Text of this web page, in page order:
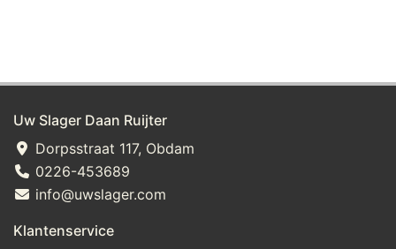
Uw Slager Daan Ruijter
Dorpsstraat 117, Obdam
0226-453689
info@uwslager.com
Klantenservice